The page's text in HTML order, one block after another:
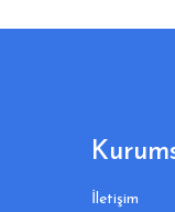
İletişim